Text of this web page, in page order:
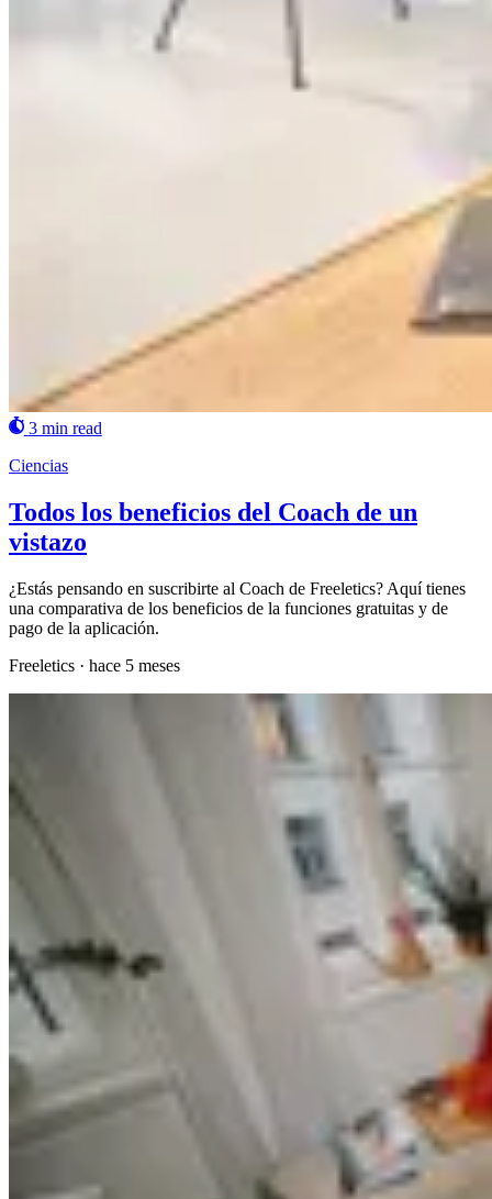
3 min read
Ciencias
Todos los beneficios del Coach de un
vistazo
¿Estás pensando en suscribirte al Coach de Freeletics? Aquí tienes
una comparativa de los beneficios de la funciones gratuitas y de
pago de la aplicación.
Freeletics · hace 5 meses